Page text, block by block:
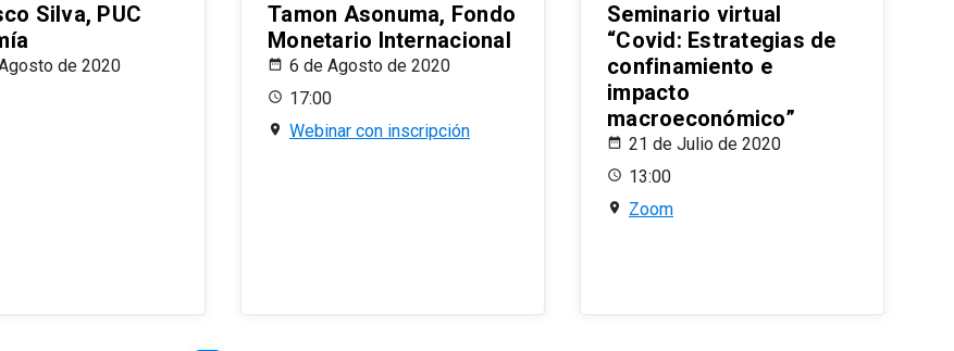
Silva, PUC
de 2020
Tamon Asonuma, Fondo
Monetario Internacional
6 de Agosto de 2020
17:00
Webinar con inscripción
Seminario virtual
“Covid: Estrategias de
confinamiento e
impacto
macroeconómico”
21 de Julio de 2020
13:00
Zoom